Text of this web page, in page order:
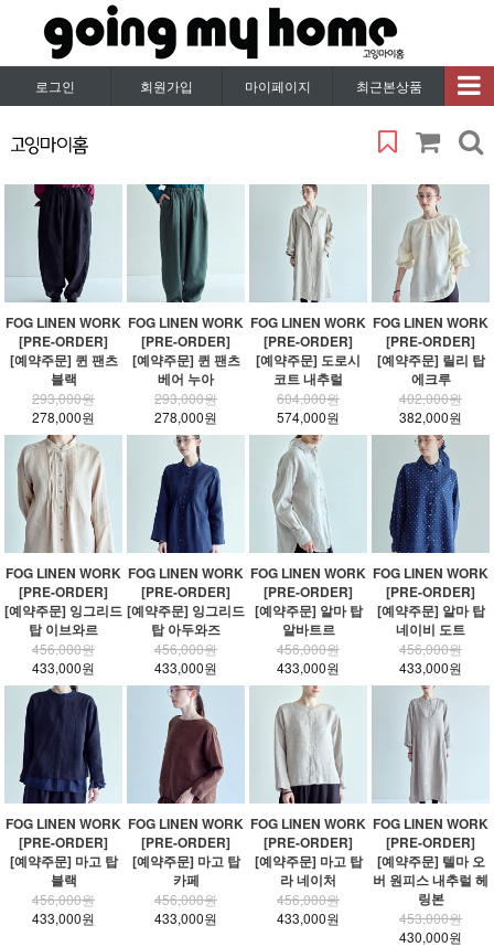
로그인 회원가입 마이페이지 최근본상품
FOG LINEN WORK
[PRE-ORDER]
[예약주문] 퀸 팬츠
블랙
293,000원
278,000원
FOG LINEN WORK
[PRE-ORDER]
[예약주문] 퀸 팬츠
베어 누아
293,000원
278,000원
FOG LINEN WORK
[PRE-ORDER]
[예약주문] 도로시
코트 내추럴
604,000원
574,000원
FOG LINEN WORK
[PRE-ORDER]
[예약주문] 릴리 탑
에크루
402,000원
382,000원
FOG LINEN WORK
[PRE-ORDER]
[예약주문] 잉그리드
탑 이브와르
456,000원
433,000원
FOG LINEN WORK
[PRE-ORDER]
[예약주문] 잉그리드
탑 아두와즈
456,000원
433,000원
FOG LINEN WORK
[PRE-ORDER]
[예약주문] 알마 탑
알바트르
456,000원
433,000원
FOG LINEN WORK
[PRE-ORDER]
[예약주문] 알마 탑
네이비 도트
456,000원
433,000원
FOG LINEN WORK
[PRE-ORDER]
[예약주문] 마고 탑
블랙
456,000원
433,000원
FOG LINEN WORK
[PRE-ORDER]
[예약주문] 마고 탑
카페
456,000원
433,000원
FOG LINEN WORK
[PRE-ORDER]
[예약주문] 마고 탑
라 네이처
456,000원
433,000원
FOG LINEN WORK
[PRE-ORDER]
[예약주문] 텔마 오
버 원피스 내추럴 헤
링본
453,000원
430,000원